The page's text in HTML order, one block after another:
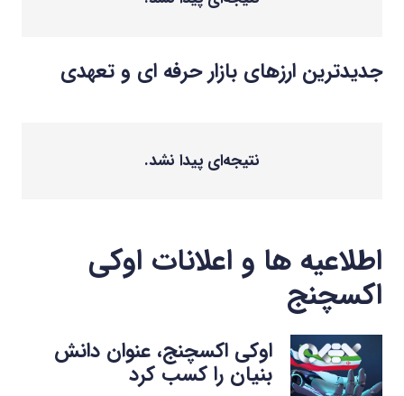
جدیدترین ارزهای بازار حرفه ای و تعهدی
نتیجه‌ای پیدا نشد.
اطلاعیه ها و اعلانات اوکی
اکسچنج
اوکی اکسچنج، عنوان دانش
بنیان را کسب کرد